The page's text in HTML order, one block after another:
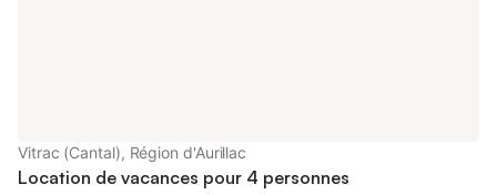
Vitrac (Cantal), Région d'Aurillac
Location de vacances pour 4 personnes